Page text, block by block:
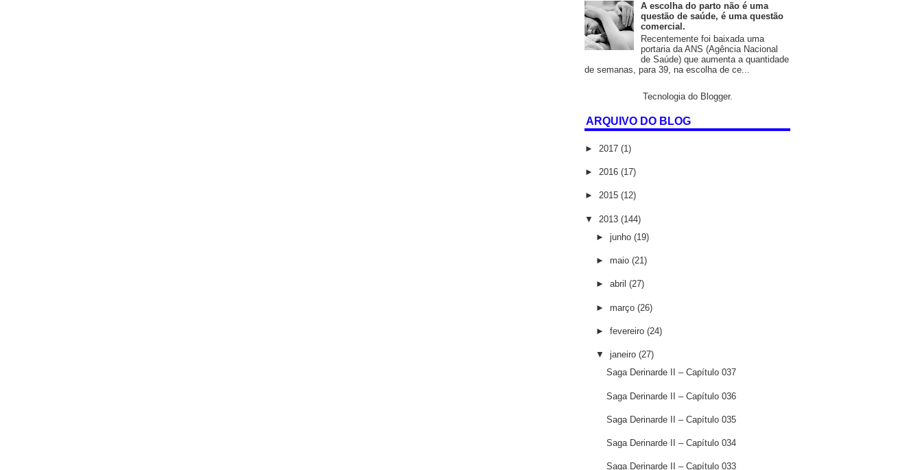
A escolha do parto não é uma
questão de saúde, é uma questão
comercial.
Recentemente foi baixada uma
portaria da ANS (Agência Nacional
de Saúde) que aumenta a quantidade
de semanas, para 39, na escolha de ce...
Tecnologia do Blogger.
ARQUIVO DO BLOG
► 2017 (1)
► 2016 (17)
► 2015 (12)
▼ 2013 (144)
► junho (19)
► maio (21)
► abril (27)
► março (26)
► fevereiro (24)
▼ janeiro (27)
Saga Derinarde II – Capítulo 037
Saga Derinarde II – Capítulo 036
Saga Derinarde II – Capítulo 035
Saga Derinarde II – Capítulo 034
Saga Derinarde II – Capítulo 033